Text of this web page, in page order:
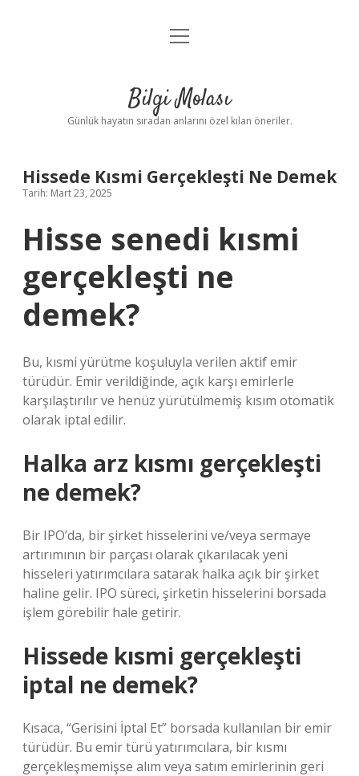
Anasayfa
Yasal Uyarı
menüyü
Bilgi Molası
Günlük hayatın sıradan anlarını özel kılan öneriler.
Hissede Kısmi Gerçekleşti Ne Demek
Tarih: Mart 23, 2025
Hisse senedi kısmi
gerçekleşti ne
demek?
Bu, kısmi yürütme koşuluyla verilen aktif emir
türüdür. Emir verildiğinde, açık karşı emirlerle
karşılaştırılır ve henüz yürütülmemiş kısım otomatik
olarak iptal edilir.
Halka arz kısmı gerçekleşti
ne demek?
Bir IPO’da, bir şirket hisselerini ve/veya sermaye
artırımının bir parçası olarak çıkarılacak yeni
hisseleri yatırımcılara satarak halka açık bir şirket
haline gelir. IPO süreci, şirketin hisselerini borsada
işlem görebilir hale getirir.
Hissede kısmi gerçekleşti
iptal ne demek?
Kısaca, “Gerisini İptal Et” borsada kullanılan bir emir
türüdür. Bu emir türü yatırımcılara, bir kısmı
gerçekleşmemişse alım veya satım emirlerinin geri